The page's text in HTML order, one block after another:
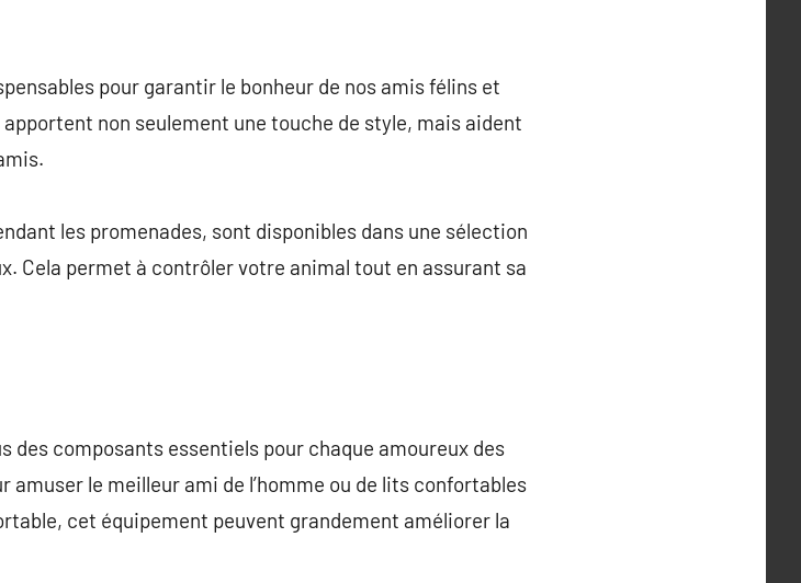
pour garantir le bonheur de nos amis félins et
non seulement une touche de style, mais aident
les promenades, sont disponibles dans une sélection
Cela permet à contrôler votre animal tout en assurant sa
des composants essentiels pour chaque amoureux des
amuser le meilleur ami de l’homme ou de lits confortables
cet équipement peuvent grandement améliorer la